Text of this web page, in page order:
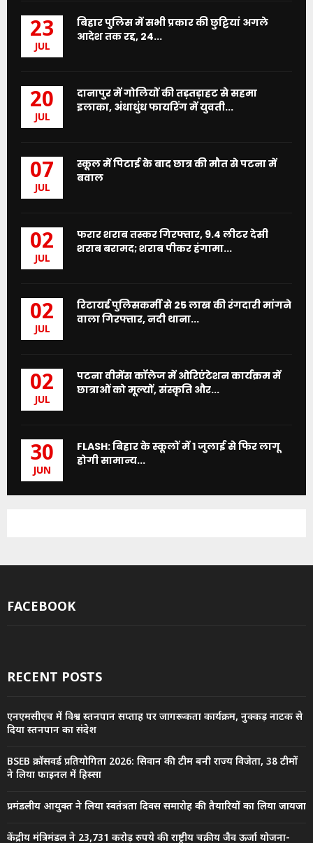
23
JUL
बिहार पुलिस में सभी प्रकार की छुट्टियां अगले
आदेश तक रद्द, 24...
20
JUL
दानापुर में गोलियों की तड़तड़ाहट से सहमा
इलाका, अंधाधुंध फायरिंग में युवती...
07
JUL
स्कूल में पिटाई के बाद छात्र की मौत से पटना में
बवाल
02
JUL
फरार शराब तस्कर गिरफ्तार, 9.4 लीटर देसी
शराब बरामद; शराब पीकर हंगामा...
02
JUL
रिटायर्ड पुलिसकर्मी से 25 लाख की रंगदारी मांगने
वाला गिरफ्तार, नदी थाना...
02
JUL
पटना वीमेंस कॉलेज में ओरिएंटेशन कार्यक्रम में
छात्राओं को मूल्यों, संस्कृति और...
30
JUN
FLASH: बिहार के स्कूलों में 1 जुलाई से फिर लागू
होगी सामान्य...
FACEBOOK
RECENT POSTS
एनएमसीएच में विश्व स्तनपान सप्ताह पर जागरूकता कार्यक्रम, नुक्कड़ नाटक से
दिया स्तनपान का संदेश
BSEB क्रॉसवर्ड प्रतियोगिता 2026: सिवान की टीम बनी राज्य विजेता, 38 टीमों
ने लिया फाइनल में हिस्सा
प्रमंडलीय आयुक्त ने लिया स्वतंत्रता दिवस समारोह की तैयारियों का लिया जायजा
केंद्रीय मंत्रिमंडल ने 23,731 करोड़ रुपये की राष्ट्रीय चक्रीय जैव ऊर्जा योजना-